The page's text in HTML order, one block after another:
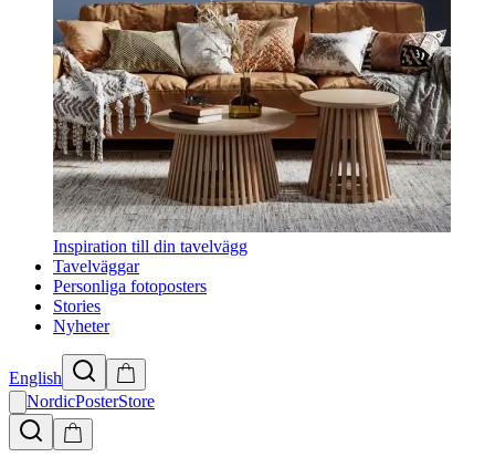
Inspiration till din tavelvägg
Tavelväggar
Personliga fotoposters
Stories
Nyheter
English
NordicPosterStore